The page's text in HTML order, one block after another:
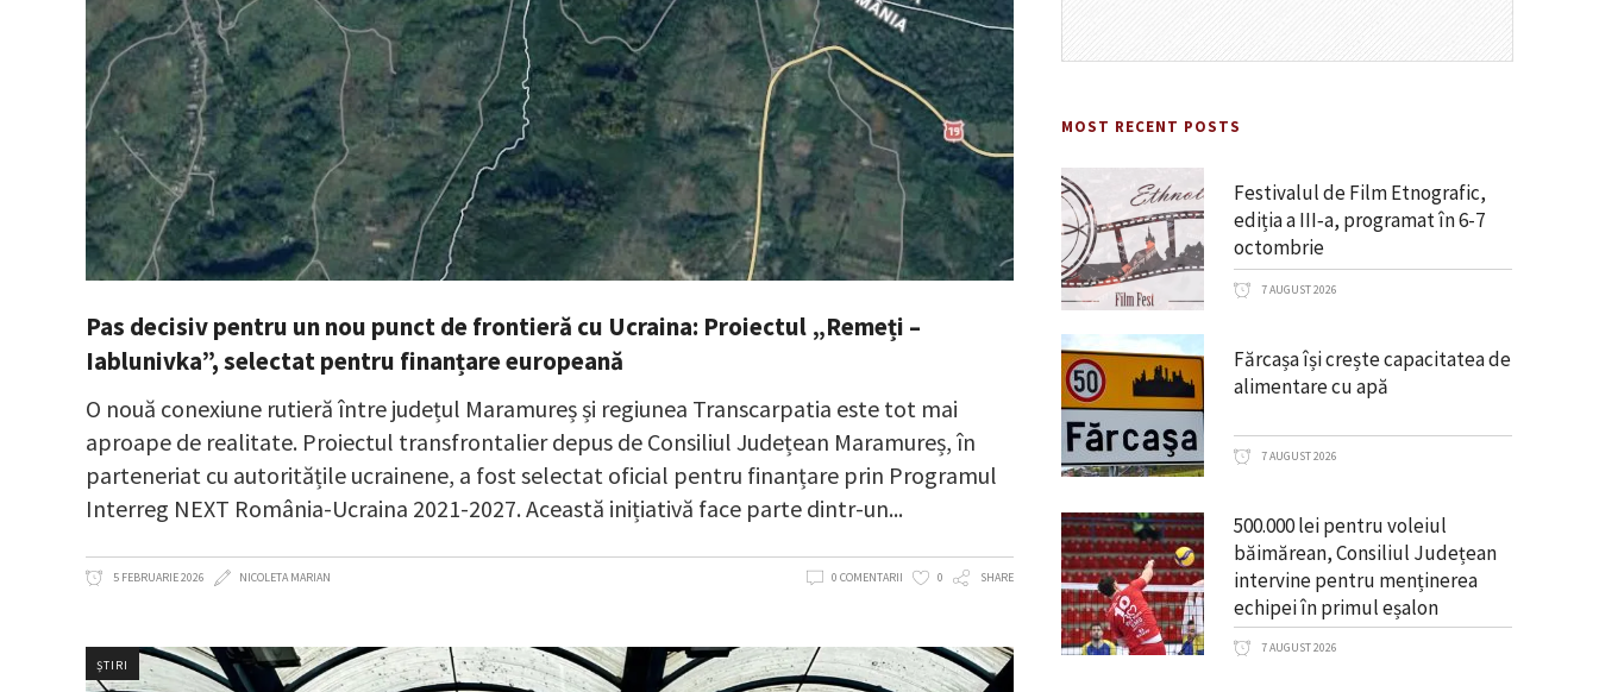
Pas decisiv pentru un nou punct de frontieră cu Ucraina: Proiectul „Remeți –
Iablunivka”, selectat pentru finanțare europeană
O nouă conexiune rutieră între județul Maramureș și regiunea Transcarpatia este tot mai
aproape de realitate. Proiectul transfrontalier depus de Consiliul Județean Maramureș, în
parteneriat cu autoritățile ucrainene, a fost selectat oficial pentru finanțare prin Programul
Interreg NEXT România-Ucraina 2021-2027. Această inițiativă face parte dintr-un
5 FEBRUARIE 2026 NICOLETA MARIAN 0 COMENTARII 0 SHARE
ȘTIRI
MOST RECENT POSTS
Festivalul de Film Etnografic,
ediția a III‑a, programat în 6-7
octombrie
7 AUGUST 2026
Fărcașa își crește capacitatea de
alimentare cu apă
7 AUGUST 2026
500.000 lei pentru voleiul
băimărean, Consiliul Județean
intervine pentru menținerea
echipei în primul eșalon
7 AUGUST 2026